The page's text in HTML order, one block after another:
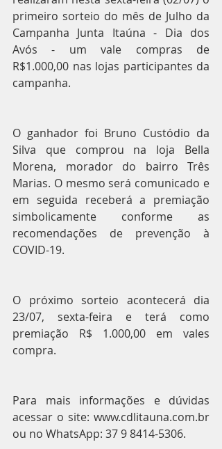
primeiro sorteio do mês de Julho da
Campanha Junta Itaúna - Dia dos
Avós - um vale compras de
R$1.000,00 nas lojas participantes da
campanha.
O ganhador foi Bruno Custódio da
Silva que comprou na loja Bella
Morena, morador do bairro Três
Marias. O mesmo será comunicado e
em seguida receberá a premiação
simbolicamente conforme as
recomendações de prevenção à
COVID-19.
O próximo sorteio acontecerá dia
23/07, sexta-feira e terá como
premiação R$ 1.000,00 em vales
compra.
Para mais informações e dúvidas
acessar o site: www.cdlitauna.com.br
ou no WhatsApp: 37 9 8414-5306.